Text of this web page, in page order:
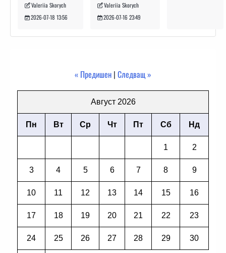
Valeriia Skorych
2026-07-18 13:56
Valeriia Skorych
2026-07-16 23:49
« Предишен | Следващ »
Август 2026
Пн Вт Ср Чт Пт Сб Нд
1 2
3 4 5 6 7 8 9
10 11 12 13 14 15 16
17 18 19 20 21 22 23
24 25 26 27 28 29 30